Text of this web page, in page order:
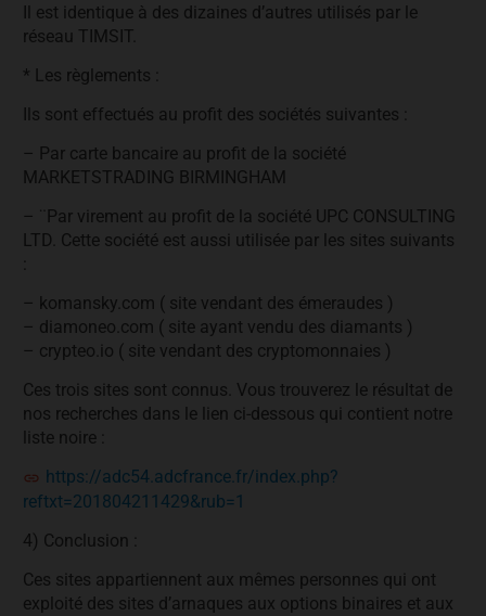
Il est identique à des dizaines d’autres utilisés par le
réseau TIMSIT.
* Les règlements :
Ils sont effectués au profit des sociétés suivantes :
– Par carte bancaire au profit de la société
MARKETSTRADING BIRMINGHAM
– ¨Par virement au profit de la société UPC CONSULTING
LTD. Cette société est aussi utilisée par les sites suivants
– komansky.com ( site vendant des émeraudes )
– diamoneo.com ( site ayant vendu des diamants )
– crypteo.io ( site vendant des cryptomonnaies )
Ces trois sites sont connus. Vous trouverez le résultat de
nos recherches dans le lien ci-dessous qui contient notre
liste noire :
https://adc54.adcfrance.fr/index.php?
reftxt=201804211429&rub=1
4) Conclusion :
Ces sites appartiennent aux mêmes personnes qui ont
exploité des sites d’arnaques aux options binaires et aux